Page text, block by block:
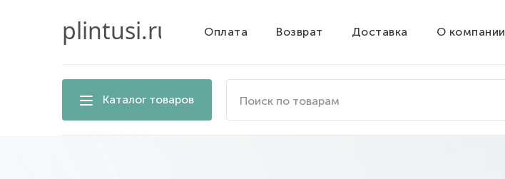
Оплата Возврат Доставка О компании
Каталог товаров
товарам